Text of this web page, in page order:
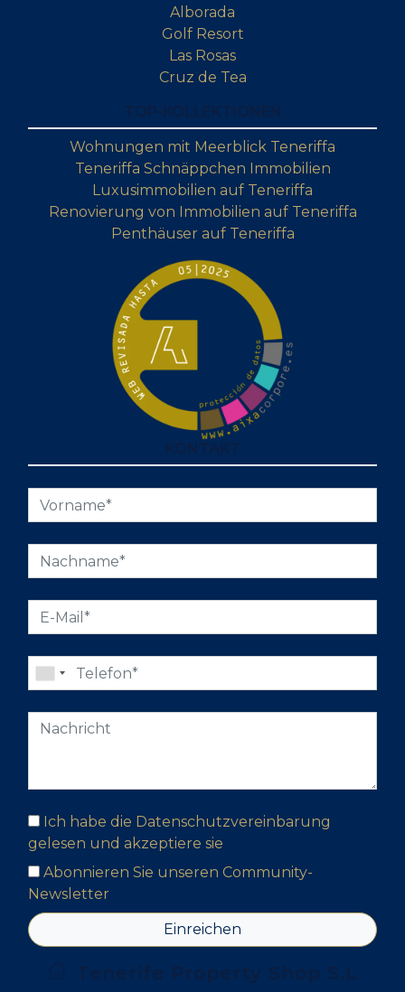
Alborada
Golf Resort
Las Rosas
Cruz de Tea
Wohnungen mit Meerblick Teneriffa
Teneriffa Schnäppchen Immobilien
Luxusimmobilien auf Teneriffa
Renovierung von Immobilien auf Teneriffa
Penthäuser auf Teneriffa
Ich habe die Datenschutzvereinbarung
gelesen und akzeptiere sie
Abonnieren Sie unseren Community-
Newsletter
Einreichen